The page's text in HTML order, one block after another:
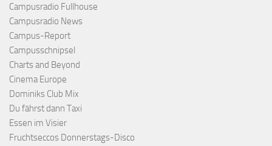
Campusradio Fullhouse
Campusradio News
Campus-Report
Campusschnipsel
Charts and Beyond
Cinema Europe
Dominiks Club Mix
Du fährst dann Taxi
Essen im Visier
Fruchtseccos Donnerstags-Disco